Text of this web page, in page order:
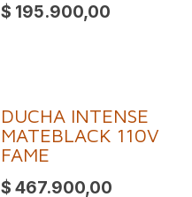
$ 195.900,00
DUCHA INTENSE
MATEBLACK 110V
FAME
$ 467.900,00